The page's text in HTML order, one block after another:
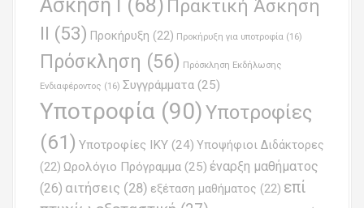
Άσκηση Ι
(68) Πρακτική Άσκηση
ΙΙ (53) Προκήρυξη (22) Προκήρυξη για υποτροφία (16)
Πρόσκληση (56) Πρόσκληση Εκδήλωσης
Ενδιαφέροντος (16) Συγγράμματα (25)
Υποτροφία (90)Υποτροφίες
(61) Υποτροφίες ΙΚΥ (24) Υποψήφιοι Διδάκτορες
(22) Ωρολόγιο Πρόγραμμα (25) έναρξη μαθήματος
(26) αιτήσεις (28) εξέταση μαθήματος (22) επί